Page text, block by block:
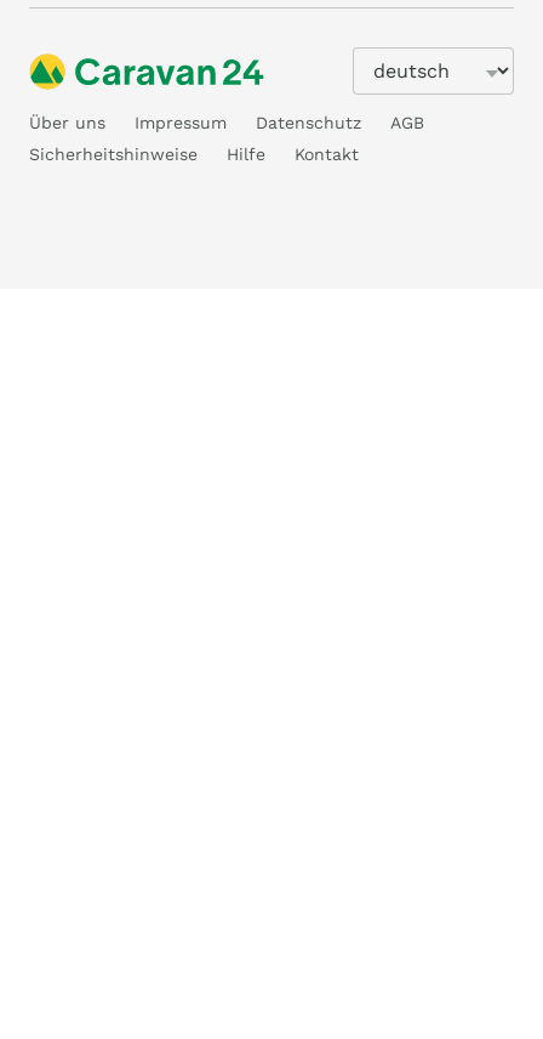
Über uns Impressum Datenschutz
AGB
Sicherheitshinweise
Hilfe Kontakt